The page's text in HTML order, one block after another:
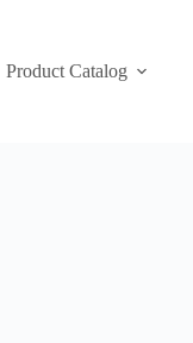
Product Catalog